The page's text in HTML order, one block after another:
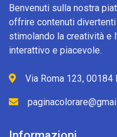
Benvenuti sulla nostra
offrire contenuti
stimolando la creatività e
interattivo e piacevole.
Via Roma 123, 00184